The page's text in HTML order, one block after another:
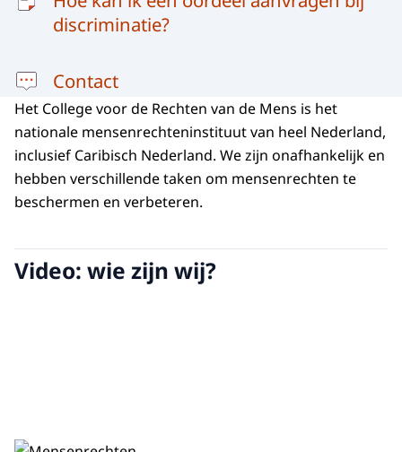
discriminatie?
Contact
Het College voor de Rechten van de Mens is het
nationale mensenrechteninstituut van heel Nederland,
inclusief Caribisch Nederland. We zijn onafhankelijk en
hebben verschillende taken om mensenrechten te
beschermen en verbeteren.
Video: wie zijn wij?